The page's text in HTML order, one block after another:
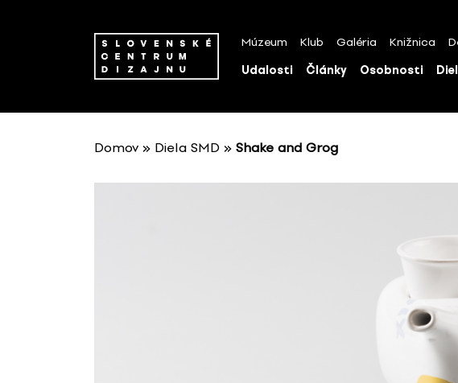
Múzeum Klub Galéria Knižnica
Udalosti Články Osobnosti
Domov » Diela SMD » Shake and Grog